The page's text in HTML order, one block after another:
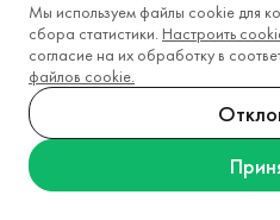
Мы используем файлы cookie для
сбора статистики. Настроить
согласие на их обработку в
файлов cookie.